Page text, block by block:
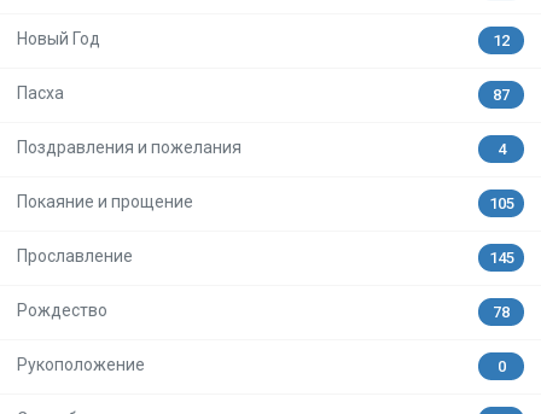
Новый Год 12
Пасха 87
Поздравления и пожелания 4
Покаяние и прощение 105
Прославление 145
Рождество 78
Рукоположение 0